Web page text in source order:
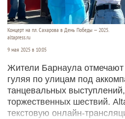
Концерт на пл. Сахарова в День Победы — 2025.
altapress.ru
9 мая 2025 в 10:05
Жители Барнаула
гуляя по улицам под
танцевальных
торжественных шествий.
текстовую онлайн-